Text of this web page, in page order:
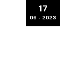
17
06 - 2023